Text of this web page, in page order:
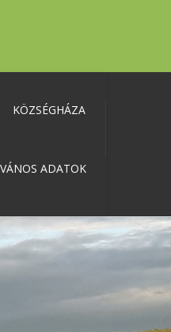
KÖZSÉGHÁZA
ADATOK